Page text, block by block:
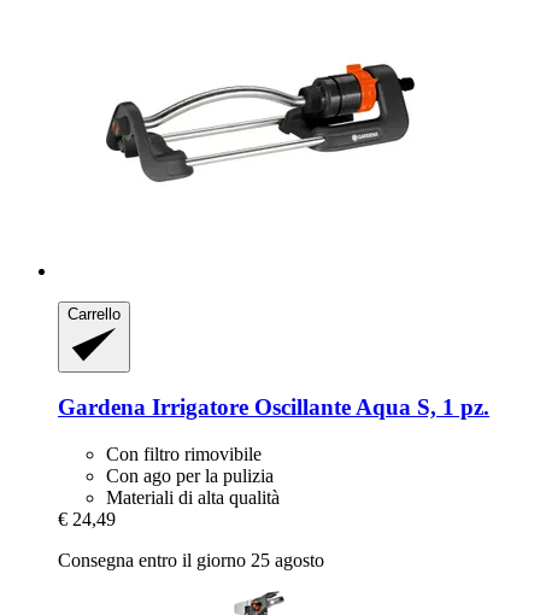
Carrello
Gardena Irrigatore Oscillante Aqua S, 1 pz.
Con filtro rimovibile
Con ago per la pulizia
Materiali di alta qualità
€ 24,49
Consegna entro il giorno 25 agosto